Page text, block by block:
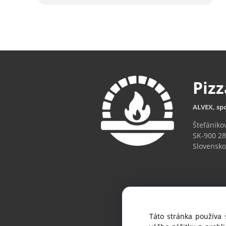
ALVEX,
SK-900 28
Slovensko
Táto stránka používa